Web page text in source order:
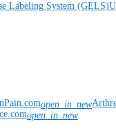
Labeling System (GELS)
open_in_new
open_in_new